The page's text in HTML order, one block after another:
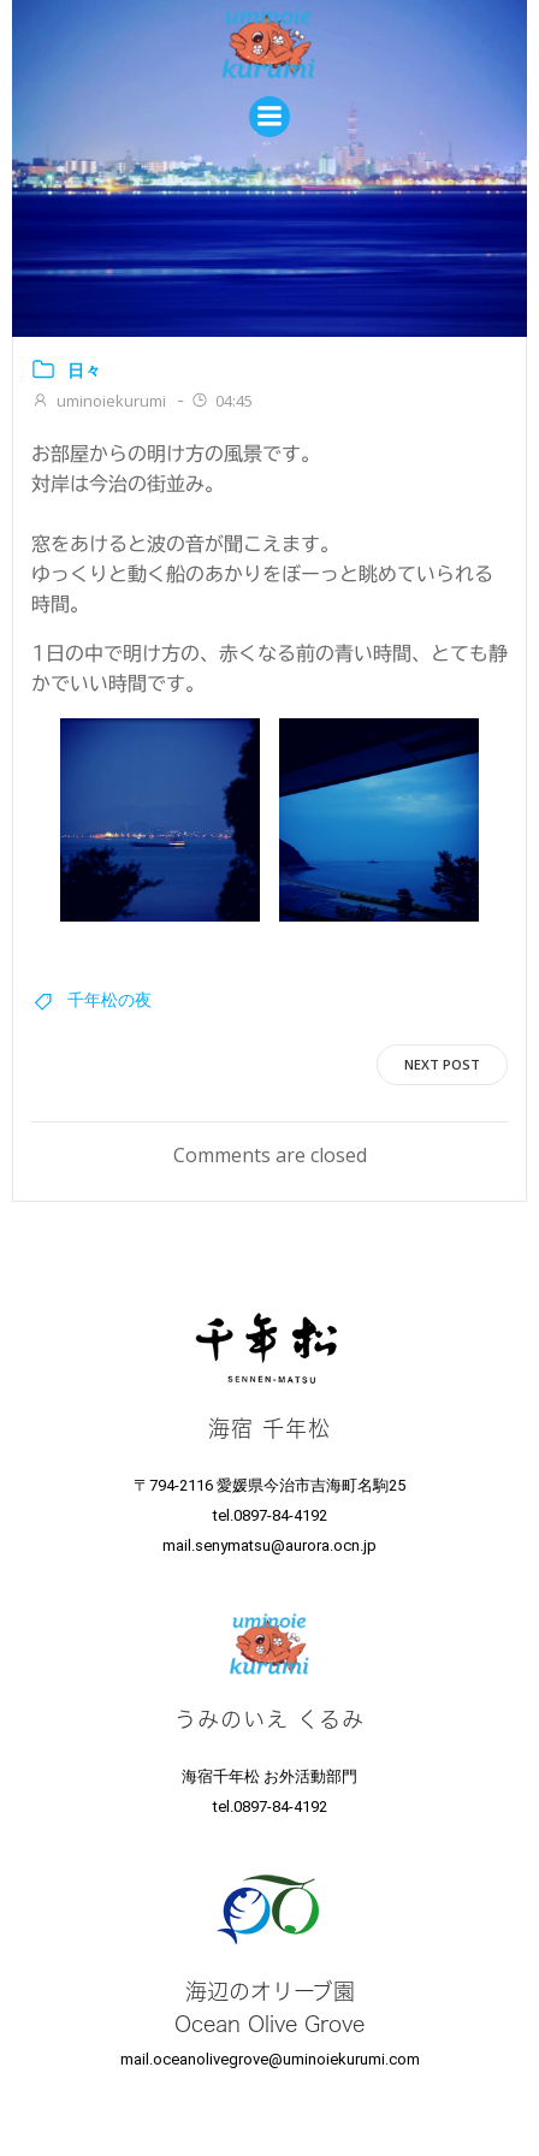
コ
ン
テ
ン
ツ
ス
キ
ッ
プ
日々
uminoiekurumi - 04:45
お部屋からの明け方の風景です。
対岸は今治の街並み。
窓をあけると波の音が聞こえます。
ゆっくりと動く船のあかりをぼーっと眺めていられる
時間。
1日の中で明け方の、赤くなる前の青い時間、とても静
かでいい時間です。
千年松の夜
稿
ナ
ゲ
ー
シ
ョ
ン
NEXT POST
Comments are closed
海宿 千年松
〒794-2116 愛媛県今治市吉海町名駒25
tel.0897-84-4192
mail.senymatsu@aurora.ocn.jp
うみのいえ くるみ
海宿千年松 お外活動部門
tel.0897-84-4192
海辺のオリーブ園
Ocean Olive Grove
mail.oceanolivegrove@uminoiekurumi.com